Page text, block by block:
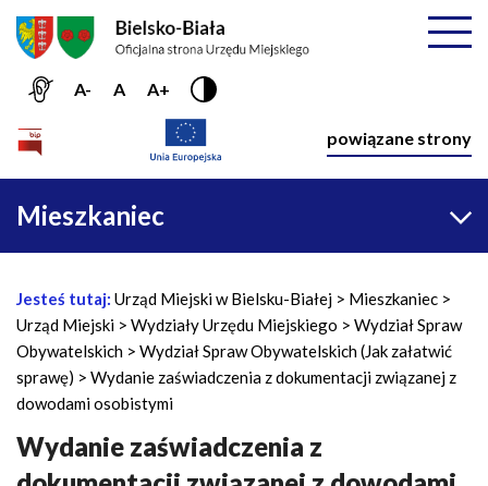
Przejdź do menu głównego
Przejdź do treści
Mapa serwisu
A- A A+
powiązane strony
Główna
nawigacja
Mieszkaniec
Ś
c
i
e
ż
k
Jesteś tutaj: Urząd Miejski w Bielsku-Białej
Mieszkaniec
Urząd Miejski
Wydziały Urzędu Miejskiego
Wydział Spraw
Obywatelskich
Wydział Spraw Obywatelskich (Jak załatwić
sprawę)
Wydanie zaświadczenia z dokumentacji związanej z
dowodami osobistymi
Wydanie zaświadczenia z